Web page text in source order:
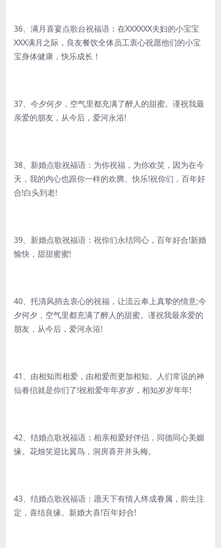
36、满月喜宴点歌台祝福语：在XXXXXX夫妇的小宝宝
XXX满月之际，良友餐饮全体员工衷心祝愿他们的小宝
宝身体健康，快乐成长！
37、今夕何夕，空气里都充满了醉人的甜蜜。谨祝我最
亲爱的朋友，从今后，爱河永浴!
38、新婚点歌祝福语：为你祝福，为你欢笑，因为在今
天，我的内心也跟你一样的欢腾、快乐!祝你们，百年好
合!白头到老!
39、新婚点歌祝福语：祝你们永结同心，百年好合!新婚
愉快，甜甜蜜蜜!
40、托清风捎去衷心的祝福，让流云奉上真挚的情意;今
夕何夕，空气里都充满了醉人的甜蜜。谨祝我最亲爱的
朋友，从今后，爱河永浴!
41、由相知而相爱，由相爱而更加相知。人们常说的神
仙眷侣就是你们了!祝相爱年年岁岁，相知岁岁年年!
42、结婚点歌祝福语：相亲相爱好伴侣，同德同心美姻
缘。花烛笑迎比翼鸟，洞房喜开并头梅。
43、结婚点歌祝福语：愿天下有情人终成眷属，前生注
定，喜结良缘。新婚大喜!百年好合!